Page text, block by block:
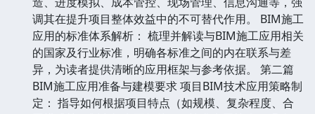
调其在提升项目整体效益中的不可替代作用。 BIM施工
应用的标准体系解析： 梳理并解读与BIM施工应用相关
的国家及行业标准，明确各标准之间的内在联系与差
异，为读者提供清晰的应用框架与参考依据。 第二篇
BIM施工应用准备与建模要求 项目BIM技术应用策略制
定： 指导如何根据项目特点（如规模、复杂程度、合